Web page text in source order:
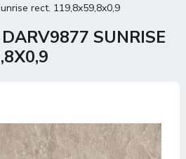
rect. 119,8x59,8x0,9
SUNRISE